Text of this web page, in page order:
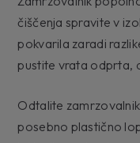
čiščenja spravite v
pokvarila zaradi
pustite vrata odprta,
Odtalite
posebno plastično